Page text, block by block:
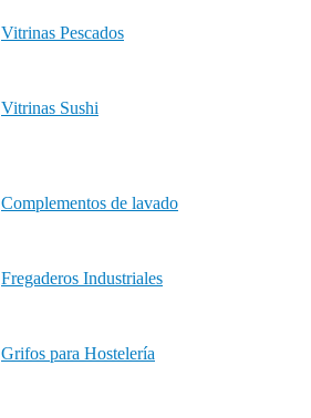
Vitrinas Pescados
Vitrinas Sushi
Complementos de lavado
Fregaderos Industriales
Grifos para Hostelería